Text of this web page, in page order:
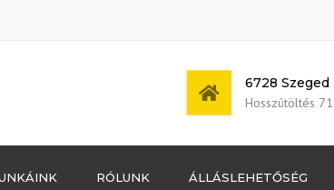
Bejegyzések
6728 Szeged
Hosszútöltés 71
RÓLUNK ÁLLÁSLEHETŐSÉG